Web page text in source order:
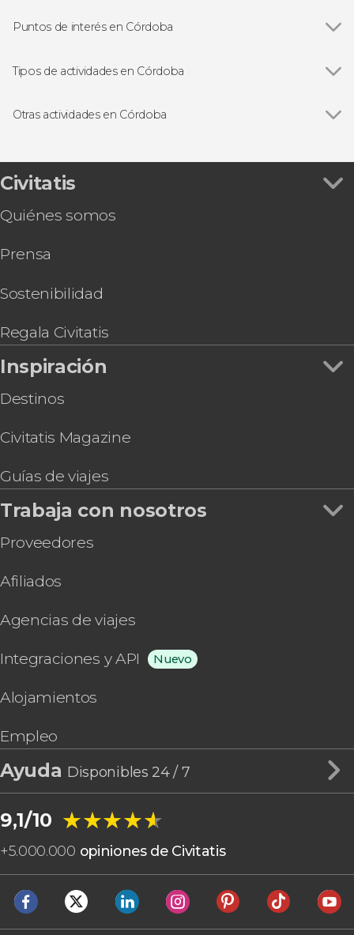
Puntos de interés en Córdoba
Patios de Córdoba
Puente Romano de Córdoba
Sinagoga de Córdoba
Tipos de actividades en Córdoba
Free tours en Córdoba
Otras actividades en Córdoba
Visita del Palacio de Viana y sus patios
Autobús turístico de Córdoba
Juego de pistas en Córdoba: Búsqueda del
Excursión privada desde Córdoba
Civitatis
Quiénes somos
Prensa
Sostenibilidad
Regala Civitatis
Inspiración
Destinos
Civitatis Magazine
Guías de viajes
Trabaja con nosotros
Proveedores
Afiliados
Agencias de viajes
Integraciones y API Nuevo
Alojamientos
Empleo
Ayuda Disponibles 24 / 7
9,1/10 ★★★★★
★★★★★
+5.000.000 opiniones de Civitatis